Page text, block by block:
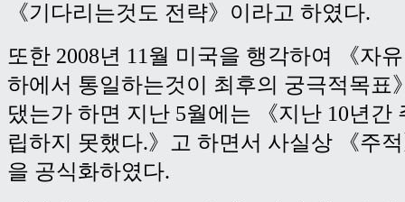
《기다리는것도 전략》이라고 하였다.
또한 2008년 11월 미국을 행각하여 《자
하에서 통일하는것이 최후의 궁극적목표
댔는가 하면 지난 5월에는 《지난 10년간
립하지 못했다.》고 하면서 사실상 《주
을 공식화하였다.